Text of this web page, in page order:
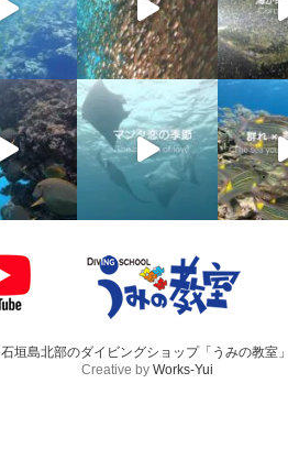
石垣島北部のダイビングショップ「うみの教室
Creative by Works-Yui